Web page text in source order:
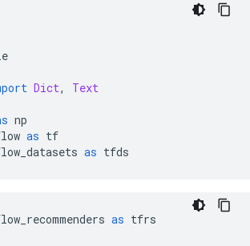
Dict, Text
np
as tf
as tfds
as tfrs